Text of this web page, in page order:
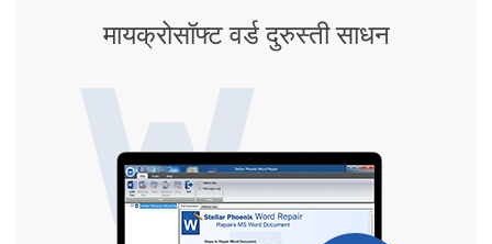
मायक्रोसॉफ्ट वर्ड दुरुस्ती साधन